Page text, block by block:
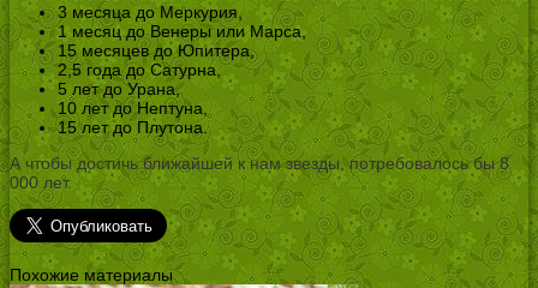
3 месяца до Меркурия,
1 месяц до Венеры или Марса,
15 месяцев до Юпитера,
2,5 года до Сатурна,
5 лет до Урана,
10 лет до Нептуна,
15 лет до Плутона.
А чтобы достичь ближайшей к нам звезды, потребовалось бы 8
000 лет.
Похожие материалы